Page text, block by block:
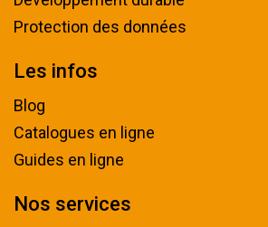
Protection des données
Les infos
Blog
Catalogues en ligne
Guides en ligne
Nos services